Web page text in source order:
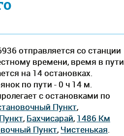
отправляется со станции
времени, время в пути
на 14 остановках.
по пути - 0 ч 14 м.
c остановками по
Пункт,
, Бахчисарай, 1486 Км
Пункт, Чистенькая.